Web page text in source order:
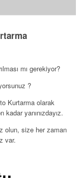
mı gerekiyor?
?
Kurtarma olarak
yanınızdayız.
olun, size her zaman
var.